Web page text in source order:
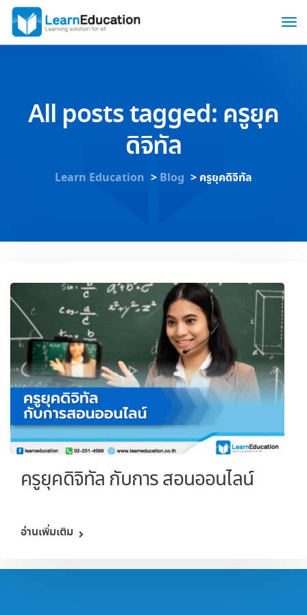
All posts tagged: ครูยุค
ดิจิทัล
Learn Education > Blog > ครูยุคดิจิทัล
ครูยุคดิจิทัล กับการ สอนออนไลน์
อ่านเพิ่มเติม